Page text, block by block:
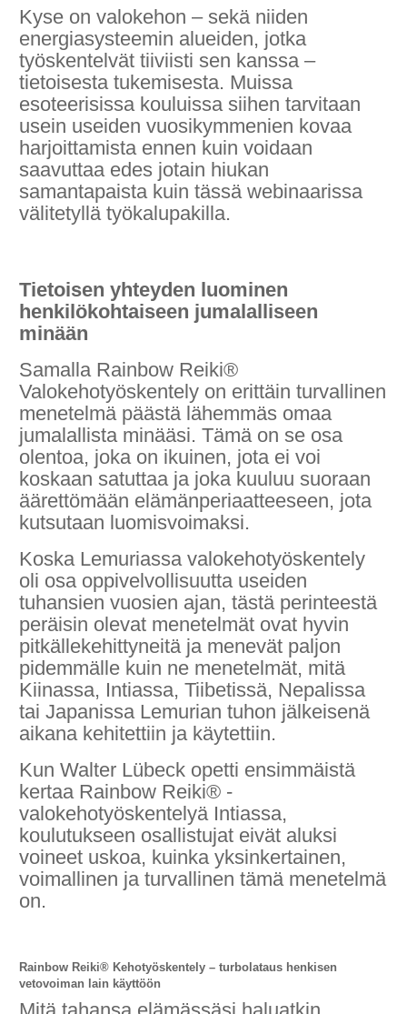
Kyse on valokehon – sekä niiden
energiasysteemin alueiden, jotka
työskentelvät tiiviisti sen kanssa –
tietoisesta tukemisesta. Muissa
esoteerisissa kouluissa siihen tarvitaan
usein useiden vuosikymmenien kovaa
harjoittamista ennen kuin voidaan
saavuttaa edes jotain hiukan
samantapaista kuin tässä webinaarissa
välitetyllä työkalupakilla.
Tietoisen yhteyden luominen
henkilökohtaiseen jumalalliseen
minään
Samalla Rainbow Reiki®
Valokehotyöskentely on erittäin turvallinen
menetelmä päästä lähemmäs omaa
jumalallista minääsi. Tämä on se osa
olentoa, joka on ikuinen, jota ei voi
koskaan satuttaa ja joka kuuluu suoraan
äärettömään elämänperiaatteeseen, jota
kutsutaan luomisvoimaksi.
Koska Lemuriassa valokehotyöskentely
oli osa oppivelvollisuutta useiden
tuhansien vuosien ajan, tästä perinteestä
peräisin olevat menetelmät ovat hyvin
pitkällekehittyneitä ja menevät paljon
pidemmälle kuin ne menetelmät, mitä
Kiinassa, Intiassa, Tiibetissä, Nepalissa
tai Japanissa Lemurian tuhon jälkeisenä
aikana kehitettiin ja käytettiin.
Kun Walter Lübeck opetti ensimmäistä
kertaa Rainbow Reiki® -
valokehotyöskentelyä Intiassa,
koulutukseen osallistujat eivät aluksi
voineet uskoa, kuinka yksinkertainen,
voimallinen ja turvallinen tämä menetelmä
on.
Rainbow Reiki® Kehotyöskentely – turbolataus henkisen
vetovoiman lain käyttöön